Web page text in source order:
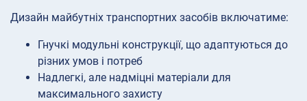
Дизайн майбутніх транспортних засобів включатиме:
Гнучкі модульні конструкції, що адаптуються до
різних умов і потреб
Надлегкі, але надміцні матеріали для
максимального захисту